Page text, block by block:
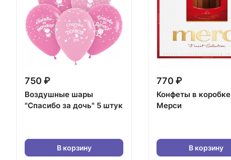
750 ₽
Воздушные шары
"Спасибо за дочь" 5 штук
В корзину
770 ₽
Конфеты в коробке
Мерси
В корзину